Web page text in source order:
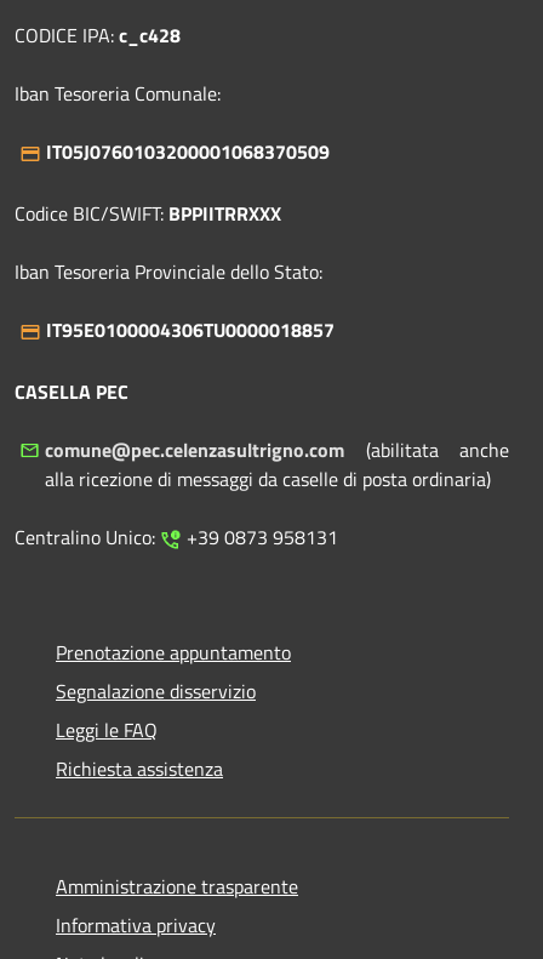
CODICE IPA:c_c428
Iban Tesoreria Comunale:
IT05J0760103200001068370509
Codice BIC/SWIFT: BPPIITRRXXX
Iban Tesoreria Provinciale dello Stato:
IT95E0100004306TU0000018857
CASELLA PEC
comune@pec.celenzasultrigno.com (abilitata anche
alla ricezione di messaggi da caselle di posta ordinaria)
Centralino Unico:
+39 0873 958131
Prenotazione appuntamento
Segnalazione disservizio
Leggi le FAQ
Richiesta assistenza
Amministrazione trasparente
Informativa privacy